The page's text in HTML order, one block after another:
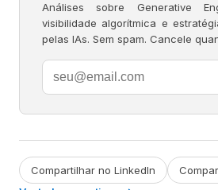
Análises sobre Generative
visibilidade algorítmica e
pelas IAs. Sem spam. Cancele
Compartilhar no LinkedIn